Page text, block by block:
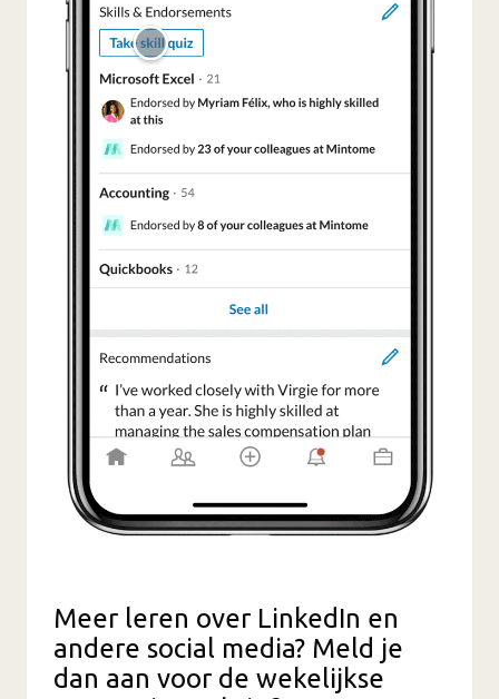
Meer leren over LinkedIn en
andere social media? Meld je
dan aan voor de wekelijkse